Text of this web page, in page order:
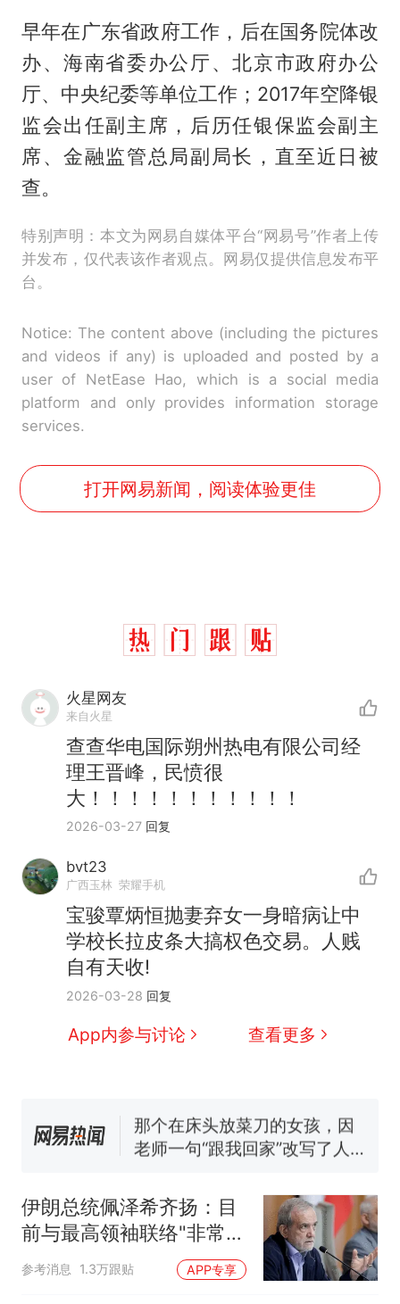
早年在广东省政府工作，后在国务院体改
办、海南省委办公厅、北京市政府办公
厅、中央纪委等单位工作；2017年空降银
监会出任副主席，后历任银保监会副主
席、金融监管总局副局长，直至近日被
查。
特别声明：本文为网易自媒体平台“网易号”作者上传
并发布，仅代表该作者观点。网易仅提供信息发布平
台。
Notice: The content above (including the pictures
and videos if any) is uploaded and posted by a
user of NetEase Hao, which is a social media
platform and only provides information storage
services.
打开网易新闻，阅读体验更佳
火星网友
来自火星
查查华电国际朔州热电有限公司经
理王晋峰，民愤很
大！！！！！！！！！！！
2026-03-27 回复
bvt23
广西玉林 荣耀手机
宝骏覃炳恒抛妻弃女一身暗病让中
学校长拉皮条大搞权色交易。人贱
自有天收!
2026-03-28 回复
App内参与讨论 查看更多
热 制裁瓜子饺子，美国怕什
么？
新
号，仅凭视频评出？中国烹饪
协会回应
男子上山采菌偶然发现鸡枞菌
来源：参考消息）
那个在床头放菜刀的女孩，因
老师一句“跟我回家”改写了人
官方通报
热
制裁瓜子饺子，美国怕什
么？
伊朗总统佩泽希齐扬：目
前与最高领袖联络"非常困
难"
参考消息 1.3万跟贴 APP专享